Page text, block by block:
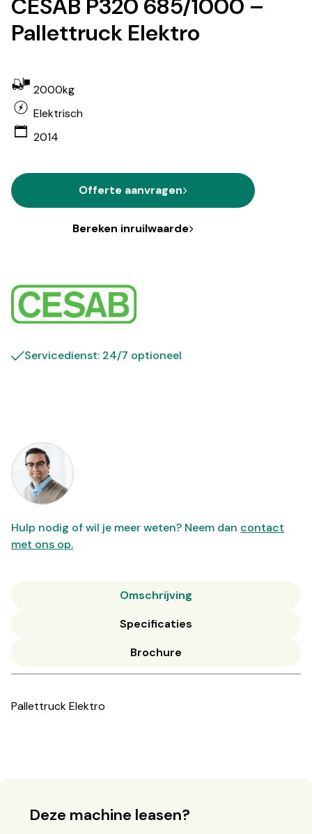
CESAB P320 685/1000 –
Pallettruck Elektro
2000kg
Elektrisch
2014
Offerte aanvragen
Bereken inruilwaarde
Servicedienst: 24/7 optioneel
Hulp nodig of wil je meer weten? Neem dan contact
met ons op.
Omschrijving
Specificaties
Brochure
Pallettruck Elektro
Deze machine leasen?